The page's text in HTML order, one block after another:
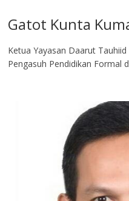
Gatot Kunta
Ketua Yayasan Daarut
Pengasuh Pendidikan Formal